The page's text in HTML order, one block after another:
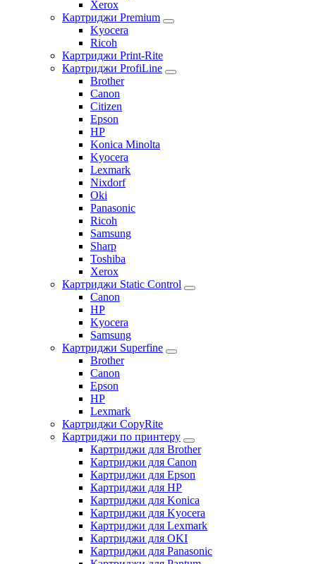
Xerox
Картриджи Premium
Kyocera
Ricoh
Картриджи Print-Rite
Картриджи ProfiLine
Brother
Canon
Citizen
Epson
HP
Konica Minolta
Kyocera
Lexmark
Nixdorf
Oki
Panasonic
Ricoh
Samsung
Sharp
Toshiba
Xerox
Картриджи Static Control
Canon
HP
Kyocera
Samsung
Картриджи Superfine
Brother
Canon
Epson
HP
Lexmark
Картриджи CopyRite
Картриджи по принтеру
Картриджи для Brother
Картриджи для Canon
Картриджи для Epson
Картриджи для HP
Картриджи для Konica
Картриджи для Kyocera
Картриджи для Lexmark
Картриджи для OKI
Картриджи для Panasonic